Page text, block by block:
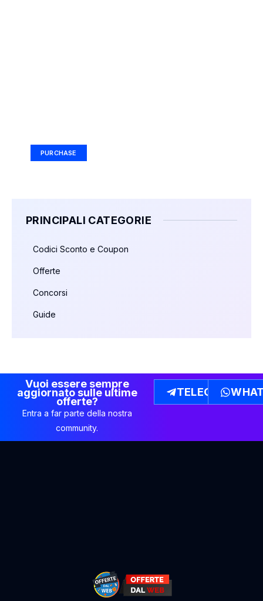
PURCHASE
PRINCIPALI CATEGORIE
Codici Sconto e Coupon
Offerte
Concorsi
Guide
Vuoi essere sempre
aggiornato sulle ultime
offerte?
Entra a far parte della nostra
community.
TELEGRAM